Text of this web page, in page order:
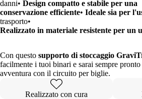
danni• Design compatto e stabile per una
conservazione efficiente• Ideale sia per
trasporto•
Realizzato in materiale resistente per un
Con questo supporto di stoccaggio
facilmente i tuoi binari e sarai sempre
avventura con il circuito per biglie.
Realizzato con cura